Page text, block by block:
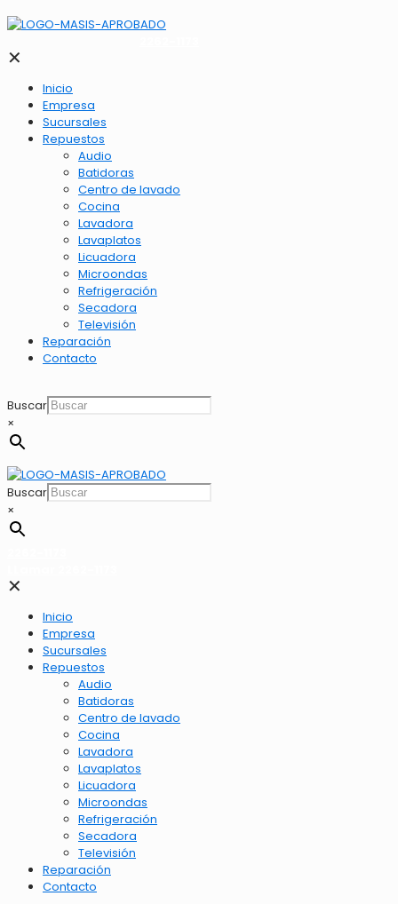
✕
Inicio
Empresa
Sucursales
Repuestos
Audio
Batidoras
Centro de lavado
Cocina
Lavadora
Lavaplatos
Licuadora
Microondas
Refrigeración
Secadora
Televisión
Reparación
Contacto
Buscar
×
Buscar
×
✕
Inicio
Empresa
Sucursales
Repuestos
Audio
Batidoras
Centro de lavado
Cocina
Lavadora
Lavaplatos
Licuadora
Microondas
Refrigeración
Secadora
Televisión
Reparación
Contacto